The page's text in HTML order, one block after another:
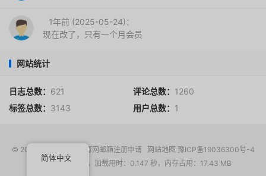
1年前 (2025-05-24)：
现在改了，只有一个月会员
网站统计
日志总数： 621 评论总数： 1260
标签总数： 3143 用户总数： 1
© 2017-2026 EDU教育网邮箱注册申请 网站地图 豫ICP备19036300号-4
请求次数：15 次，加载用时：0.147 秒，内存占用：17.43 MB
简体中文